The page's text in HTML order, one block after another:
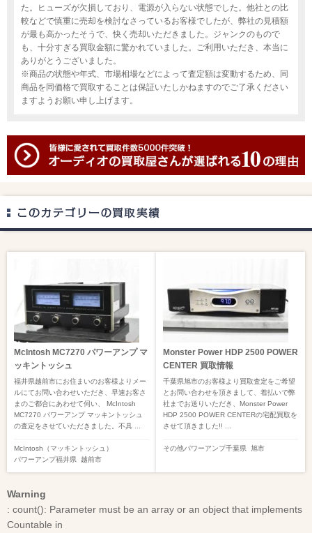
た。ヒューズが欠損しており、電源が入らない状態でした。他社との比
較などで慎重に売却を検討なさっているお客様でしたが、弊社の見積額
が最も高かったそうで、快く売却いただきました。ジャンクのもので
も、十分すぎる買取金額に驚かれていました。ご利用いただき、本当に
ありがとうございました。
※商品の状態や年式、市場相場などによって査定額は変動するため、同
商品を同価格で買取することは保証いたしかねますのでご了承ください
ますようお願い申し上げます。
McIntosh MC7270 パワーアンプ マ
ッキントッシュ
福井県越前市にお住まいのお客様よりメー
ルにてお問い合わせいただき、早速お客さ
まのご都合にあわせて伺い、 McIntosh
MC7270 パワーアンプ マッキントッシュ
の査定をさせていただきました。不具 ...
McIntosh（マッキントッシュ）
パワーアンプ福井県 越前市
Monster Power HDP 2500 POWER
CENTER 買取情報
千葉県旭市のお客様より買取査定をご希望
とお問い合わせを頂きまして、着払いで弊
社までお送りいただき、Monster Power
HDP 2500 POWER CENTERの宅配買取を
させて頂きました!! ...
その他パワーアンプ千葉県 旭市
Warning
: count(): Parameter must be an array or an object that implements
Countable in